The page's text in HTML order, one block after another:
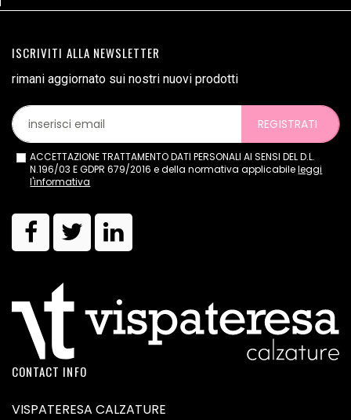
ISCRIVITI ALLA NEWSLETTER
rimani aggiornato sui nostri nuovi prodotti
REGISTRATI
ACCETTAZIONE TRATTAMENTO DATI PERSONALI AI SENSI DEL D.L.
N.196/03 E GDPR 679/2016 e della normativa applicabileleggi
l'informativa
CONTACT INFO
VISPATERESA CALZATURE